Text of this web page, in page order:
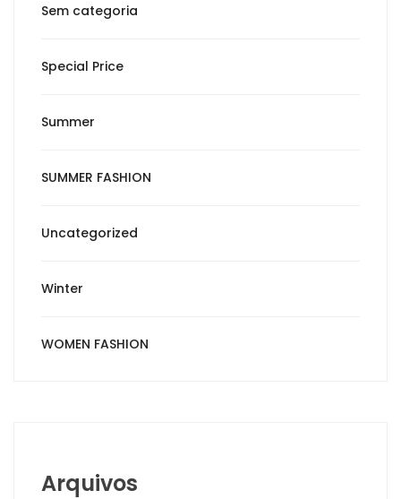
Sem categoria
Special Price
Summer
SUMMER FASHION
Uncategorized
Winter
WOMEN FASHION
Arquivos